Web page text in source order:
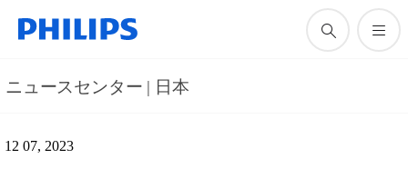
ニュースセンター | 日本
12 07, 2023